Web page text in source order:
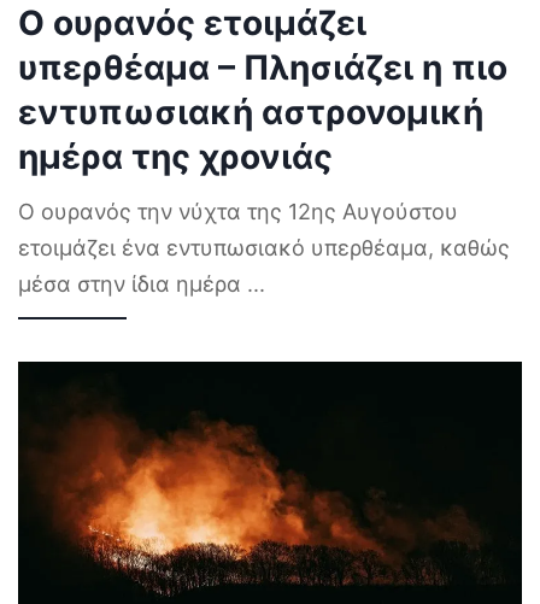
Ο ουρανός ετοιμάζει
υπερθέαμα – Πλησιάζει η πιο
εντυπωσιακή αστρονομική
ημέρα της χρονιάς
Ο ουρανός την νύχτα της 12ης Αυγούστου
ετοιμάζει ένα εντυπωσιακό υπερθέαμα, καθώς
μέσα στην ίδια ημέρα ...